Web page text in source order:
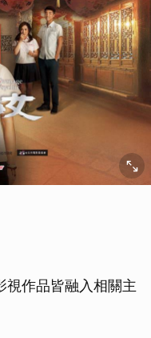
視作品皆融入相關主